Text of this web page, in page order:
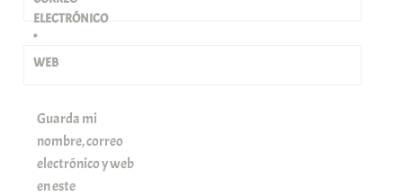
ELECTRÓNICO
*
WEB
Guarda mi
nombre, correo
electrónico y web
en este